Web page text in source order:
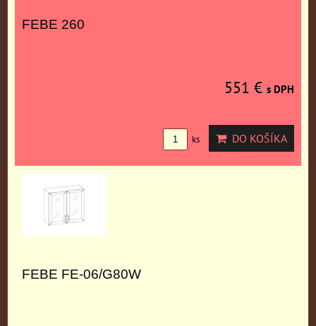
FEBE 260
551 € s DPH
ks DO KOŠÍKA
FEBE FE-06/G80W